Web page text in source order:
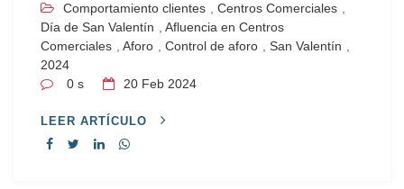
Comportamiento clientes Centros Comerciales
Día de San Valentín
Afluencia en Centros
Comerciales
Aforo Control de aforo San Valentín
2024
0 s
20 Feb 2024
LEER ARTÍCULO